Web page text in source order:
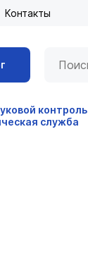
Контакты
контроль
служба